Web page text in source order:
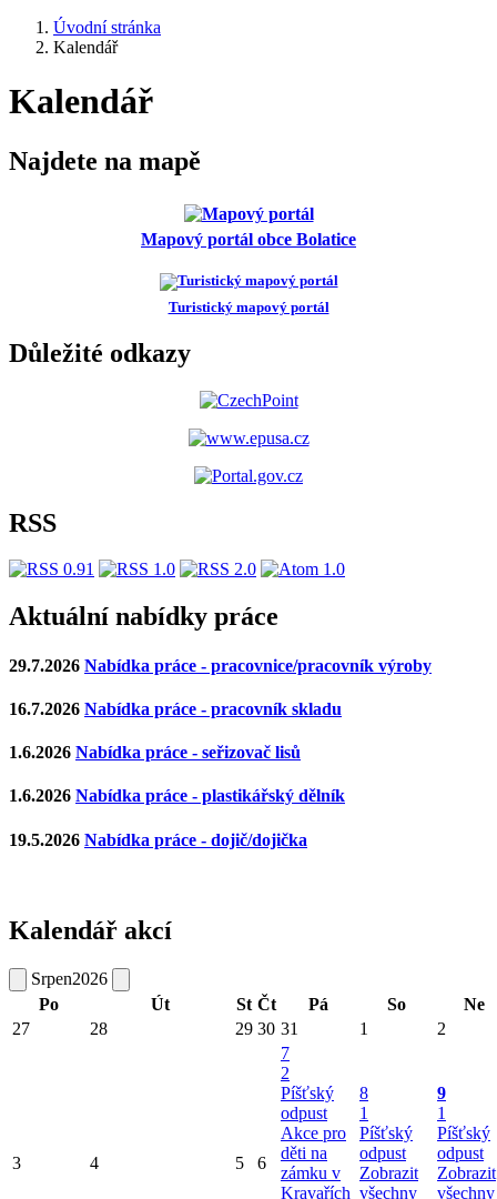
Úvodní stránka
Kalendář
Kalendář
Najdete na mapě
Mapový portál obce Bolatice
Turistický mapový portál
Důležité odkazy
RSS
Aktuální nabídky práce
29.7.2026 Nabídka práce - pracovnice/pracovník výroby
16.7.2026 Nabídka práce - pracovník skladu
1.6.2026 Nabídka práce - seřizovač lisů
1.6.2026 Nabídka práce - plastikářský dělník
19.5.2026 Nabídka práce - dojič/dojička
Kalendář akcí
Srpen2026
Po
Út St Čt Pá So
Ne
27
28 29 30 31 1 2
3 4 5 6
7
2
Píšťský
odpust
Akce pro
děti na
zámku v
Kravařích
8
1
Píšťský
odpust
Zobrazit
všechny
9
1
Píšťský
odpust
Zobrazit
všechny